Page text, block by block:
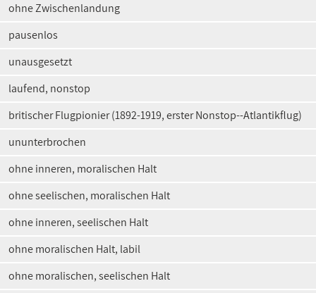
ohne Zwischenlandung
pausenlos
unausgesetzt
laufend, nonstop
britischer Flugpionier (1892-1919, erster Nonstop--Atlantikflug)
ununterbrochen
ohne inneren, moralischen Halt
ohne seelischen, moralischen Halt
ohne inneren, seelischen Halt
ohne moralischen Halt, labil
ohne moralischen, seelischen Halt